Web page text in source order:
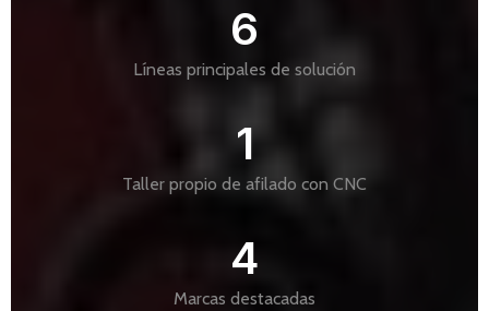
6
Líneas principales de solución
1
Taller propio de afilado con CNC
4
Marcas destacadas